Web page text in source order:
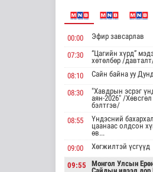
17 цаг
станц
Улс төр
17 цаг
17 цаг 44 минутын өмнө
00:00 Эфир завсарлав
07:30
“Цагийн хүрд”
хөтөлбөр /
08:10
Сайн байна уу
08:30
"Хавдрын эсрэг
аян-2026" /
бэлтгэв/
08:55
Үндэсний
цаанаас олдсон
өв...
09:00
Хөгжилтэй үсгүүд
09:55
Монгол Улсын